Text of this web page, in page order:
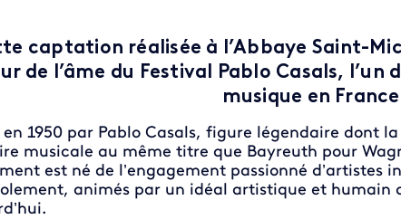
captation réalisée à l’Abbaye Saint-
de l’âme du Festival Pablo Casals, l’un
musique en
en 1950 par Pablo Casals, figure légendaire dont
musicale au même titre que Bayreuth pour
est né de l’engagement passionné d’artistes
animés par un idéal artistique et humain